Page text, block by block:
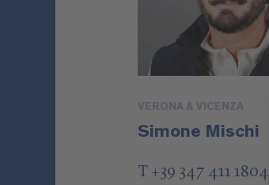
VERONA & VICENZA
Simone Mischi
T +39 347 411 1804